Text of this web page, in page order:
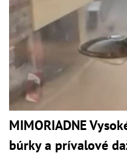
MIMORIADNE
búrky a prívalové